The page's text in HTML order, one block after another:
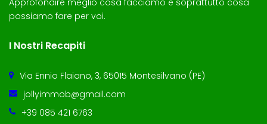
Approfondire meglio cosa facciamo e soprattutto cosa
possiamo fare per voi.
I Nostri Recapiti
Via Ennio Flaiano, 3, 65015 Montesilvano (PE)
jollyimmob@gmail.com
+39 085 421 6763